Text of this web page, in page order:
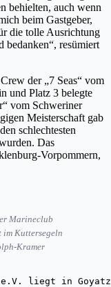
behielten, auch wenn
beim Gastgeber,
die tolle Ausrichtung
bedanken“, resümiert
der „7 Seas“ vom
und Platz 3 belegte
vom Schweriner
Meisterschaft gab
schlechtesten
Das
Vorpommern,
Marineclub
im Kuttersegeln
Kramer
e.V. liegt in